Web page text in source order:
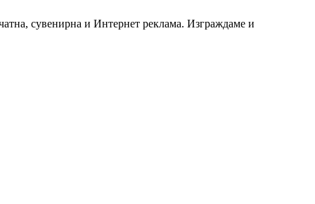
сувенирна и Интернет реклама. Изграждаме и